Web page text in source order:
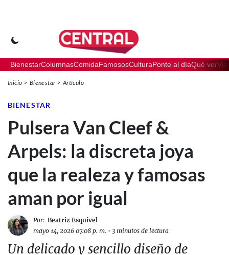
BienestarColumnasComidaFamososCulturaPonte al díaQué ver
Inicio Bienestar Artículo
BIENESTAR
Pulsera Van Cleef &
Arpels: la discreta joya
que la realeza y famosas
aman por igual
Por: Beatriz Esquivel
mayo 14, 2026 07:08 p. m. • 3 minutos de lectura
Un delicado y sencillo diseño de